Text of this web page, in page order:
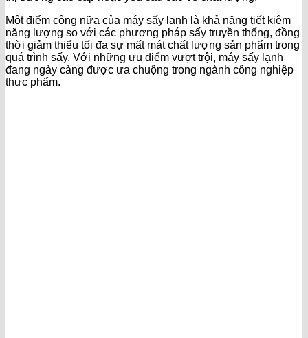
Một điểm cộng nữa của máy sấy lạnh là khả năng tiết kiệm
năng lượng so với các phương pháp sấy truyền thống, đồng
thời giảm thiểu tối đa sự mất mát chất lượng sản phẩm trong
quá trình sấy. Với những ưu điểm vượt trội, máy sấy lạnh
đang ngày càng được ưa chuộng trong ngành công nghiệp
thực phẩm.